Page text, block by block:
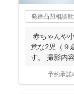
発達凸凹相談
赤ちゃんや
意な2児（９
す。 撮影内
予約承諾